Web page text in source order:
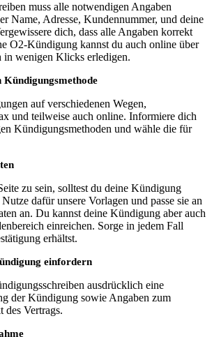
muss alle notwendigen Angaben
Name, Adresse, Kundennummer, und deine
dich, dass alle Angaben korrekt
O2-Kündigung kannst du auch online über
in wenigen Klicks erledigen.
auf verschiedenen Wegen,
und teilweise auch online. Informiere dich
Kündigungsmethoden und wähle die für
zu sein, solltest du deine Kündigung
dafür unsere Vorlagen und passe sie an
an. Du kannst deine Kündigung aber auch
einreichen. Sorge in jedem Fall
erhältst.
einfordern
ausdrücklich eine
der Kündigung sowie Angaben zum
des Vertrags.